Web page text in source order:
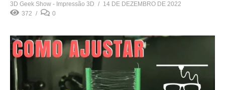
3D Geek Show - Impressão 3D
14 DE DEZEMBRO DE 2022
372
0